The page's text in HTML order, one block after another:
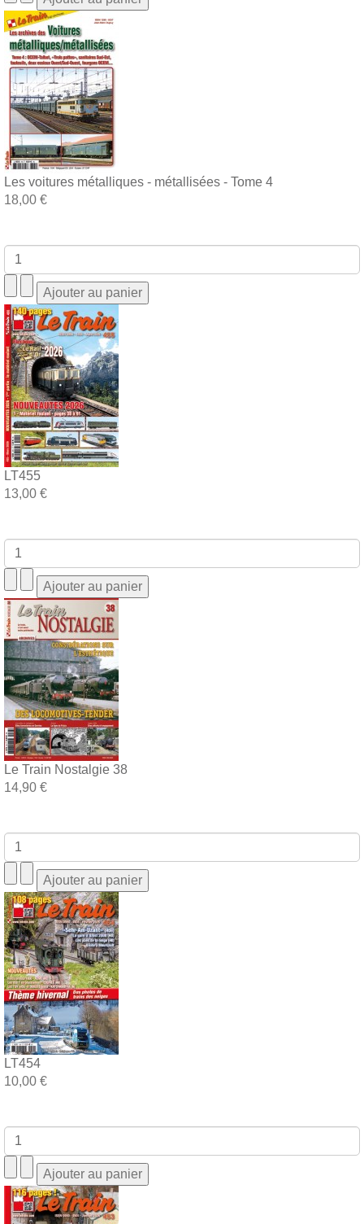
Les voitures métalliques - métallisées - Tome 4
18,00 €
LT455
13,00 €
Le Train Nostalgie 38
14,90 €
LT454
10,00 €